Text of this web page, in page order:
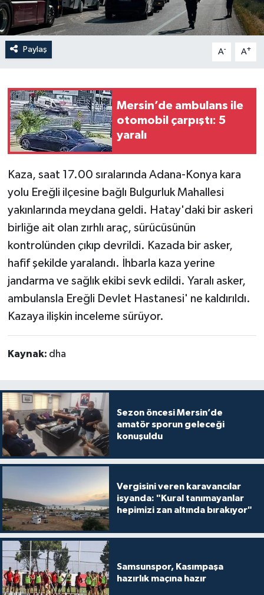
Paylaş A- A+
Mersin’de ambulans ile
otomobil çarpıştı: 5
yaralı
Kaza, saat 17.00 sıralarında Adana-Konya kara
yolu Ereğli ilçesine bağlı Bulgurluk Mahallesi
yakınlarında meydana geldi. Hatay'daki bir askeri
birliğe ait olan zırhlı araç, sürücüsünün
kontrolünden çıkıp devrildi. Kazada bir asker,
hafif şekilde yaralandı. İhbarla kaza yerine
jandarma ve sağlık ekibi sevk edildi. Yaralı asker,
ambulansla Ereğli Devlet Hastanesi' ne kaldırıldı.
Kazaya ilişkin inceleme sürüyor.
Kaynak: dha
Sezon öncesi Mersin’de
amatör sporun geleceği
konuşuldu
Vergisini veren karavancılar
isyanda: "Kural tanımayanlar
hepimizi zan altında bırakıyor"
Samsunspor, Kasımpaşa
hazırlık maçına hazır